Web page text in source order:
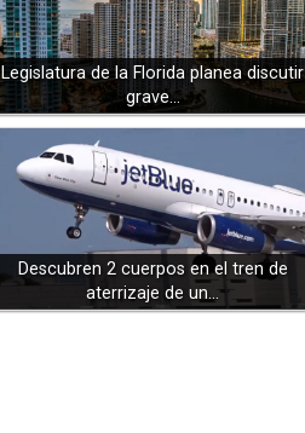
Legislatura de la Florida planea discutir
grave…
Descubren 2 cuerpos en el tren de
aterrizaje de un…